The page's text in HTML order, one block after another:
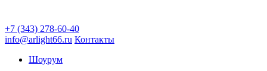
+7 (343) 278-60-40
info@arlight66.ru Контакты
Шоурум